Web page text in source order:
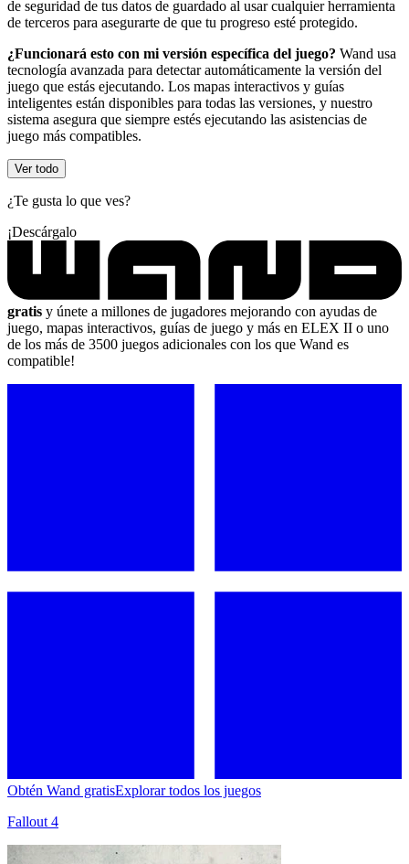
de seguridad de tus datos de guardado al usar cualquier herramienta
de terceros para asegurarte de que tu progreso esté protegido.
¿Funcionará esto con mi versión específica del juego? Wand usa
tecnología avanzada para detectar automáticamente la versión del
juego que estás ejecutando. Los mapas interactivos y guías
inteligentes están disponibles para todas las versiones, y nuestro
sistema asegura que siempre estés ejecutando las asistencias de
juego más compatibles.
Ver todo
¿Te gusta lo que ves?
¡Descárgalo
gratis y únete a millones de jugadores mejorando con ayudas de
juego, mapas interactivos, guías de juego y más en ELEX II o uno
de los más de 3500 juegos adicionales con los que Wand es
compatible!
Obtén Wand gratisExplorar todos los juegos
Fallout 4